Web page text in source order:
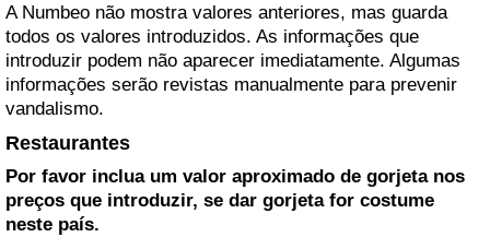
A Numbeo não mostra valores anteriores, mas guarda
todos os valores introduzidos. As informações que
introduzir podem não aparecer imediatamente. Algumas
informações serão revistas manualmente para prevenir
vandalismo.
Restaurantes
Por favor inclua um valor aproximado de gorjeta nos
preços que introduzir, se dar gorjeta for costume
neste país.
Taxa do Indicador de Crime (Atual)
Indicador de Crime
Índice de criminalidade por país
Saúde